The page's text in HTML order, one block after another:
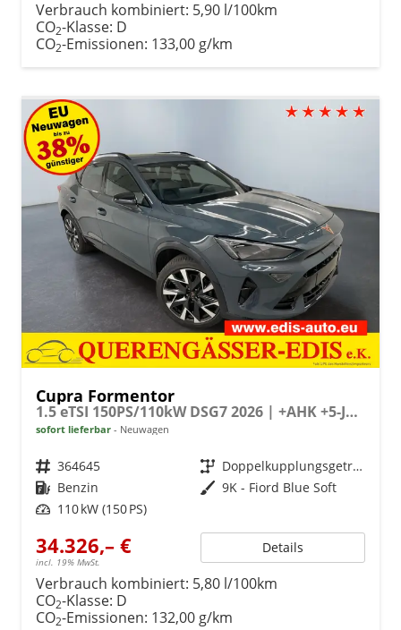
Verbrauch kombiniert: 5,90 l/100km
CO2-Klasse: D
CO2-Emissionen: 133,00 g/km
Cupra Formentor
1.5 eTSI 150PS/110kW DSG7 2026 | +AHK +5-Jahre Erw. Garantie +NAVI +UPGRADE-Paket
sofort lieferbar Neuwagen
Fahrzeugnr. 364645 Getriebe
Doppelkupplungsgetriebe (DSG)
Kraftstoff Benzin Außenfarbe 9K - Fiord Blue Soft
Leistung 110 kW (150 PS)
34.326,– €
incl. 19% MwSt.
Details
Verbrauch kombiniert: 5,80 l/100km
CO2-Klasse: D
CO2-Emissionen: 132,00 g/km